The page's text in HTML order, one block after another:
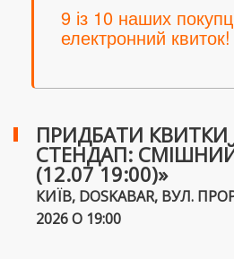
9 із 10 наших
електронний квиток!
ПРИДБАТИ
СТЕНДАП:
(12.07 19:00)»
КИЇВ, DOSKABAR, ВУЛ.
2026 О 19:00